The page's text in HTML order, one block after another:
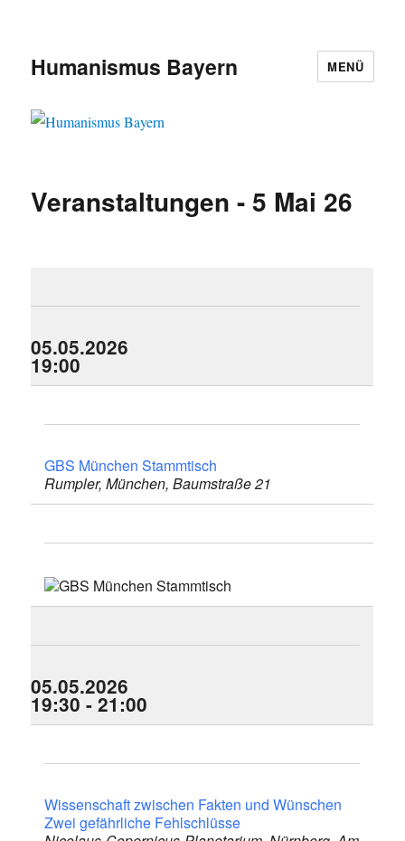
Humanismus Bayern MENÜ
Veranstaltungen - 5 Mai 26
05.05.2026
19:00
GBS München Stammtisch
Rumpler, München, Baumstraße 21
05.05.2026
19:30 - 21:00
Wissen­schaft zwischen Fakten und Wünschen
Zwei gefährliche Fehl­schlüsse